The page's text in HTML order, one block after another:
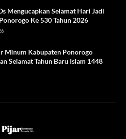
Mengucapkan Selamat Hari Jadi
Ke 530 Tahun 2026
Minum Kabupaten Ponorogo
Selamat Tahun Baru Islam 1448